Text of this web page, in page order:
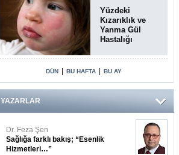
Yüzdeki
Kızarıklık ve
Yanma Gül
Hastalığı
Belirtisi Olabilir
DÜN BU HAFTA BU AY
YAZARLAR
Dr. Feza Şen
Sağlığa farklı bakış; “Esenlik
Hizmetleri…”